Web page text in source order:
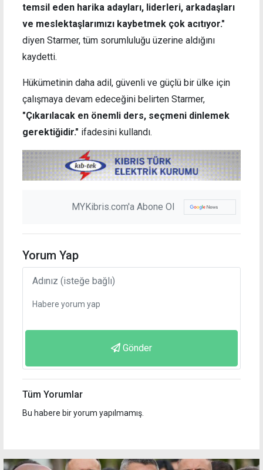
temsil eden harika adayları, liderleri, arkadaşları
ve meslektaşlarımızı kaybetmek çok acıtıyor."
diyen Starmer, tüm sorumluluğu üzerine aldığını
kaydetti.
Hükümetinin daha adil, güvenli ve güçlü bir ülke için
çalışmaya devam edeceğini belirten Starmer,
"Çıkarılacak en önemli ders, seçmeni dinlemek
gerektiğidir." ifadesini kullandı.
MYKibris.com'a Abone Ol
Yorum Yap
Gönder
Tüm Yorumlar
Bu habere bir yorum yapılmamış.